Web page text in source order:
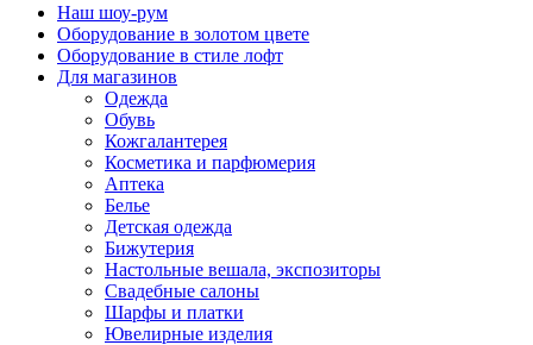
Наш шоу-рум
Оборудование в золотом цвете
Оборудование в стиле лофт
Для магазинов
Одежда
Обувь
Кожгалантерея
Косметика и парфюмерия
Аптека
Белье
Детская одежда
Бижутерия
Настольные вешала, экспозиторы
Свадебные салоны
Шарфы и платки
Ювелирные изделия